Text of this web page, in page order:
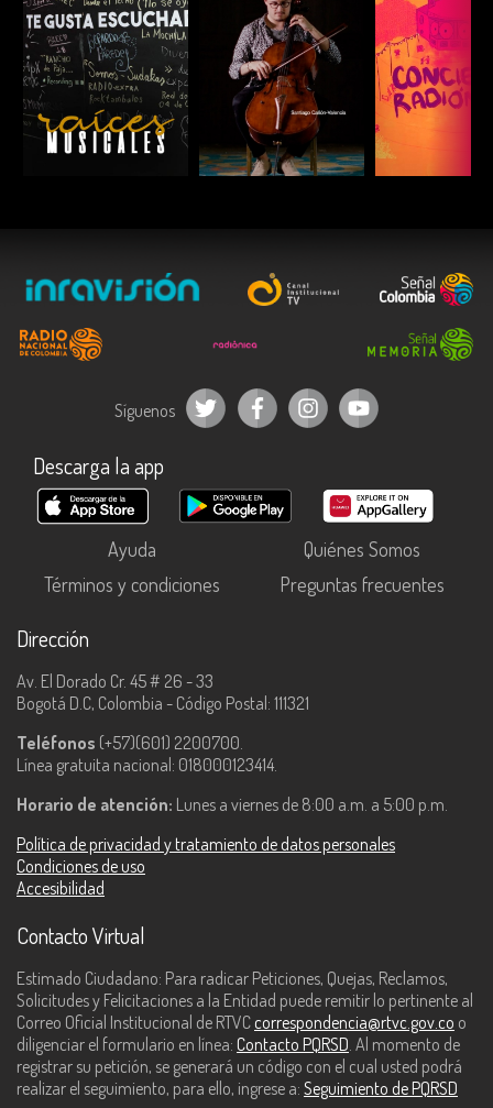
ESCUCHAR ESCUCHAR
Síguenos
Descarga la app
Ayuda
Quiénes Somos
Términos y condiciones
Preguntas frecuentes
Dirección
Av. El Dorado Cr. 45 # 26 - 33
Bogotá D.C, Colombia - Código Postal: 111321
Teléfonos (+57)(601) 2200700.
Línea gratuita nacional: 018000123414.
Horario de atención: Lunes a viernes de 8:00 a.m. a 5:00 p.m.
Política de privacidad y tratamiento de datos personales
Condiciones de uso
Accesibilidad
Contacto Virtual
Estimado Ciudadano: Para radicar Peticiones, Quejas, Reclamos,
Solicitudes y Felicitaciones a la Entidad puede remitir lo pertinente al
Correo Oficial Institucional de RTVC correspondencia@rtvc.gov.co o
diligenciar el formulario en línea: Contacto PQRSD. Al momento de
registrar su petición, se generará un código con el cual usted podrá
realizar el seguimiento, para ello, ingrese a: Seguimiento de PQRSD